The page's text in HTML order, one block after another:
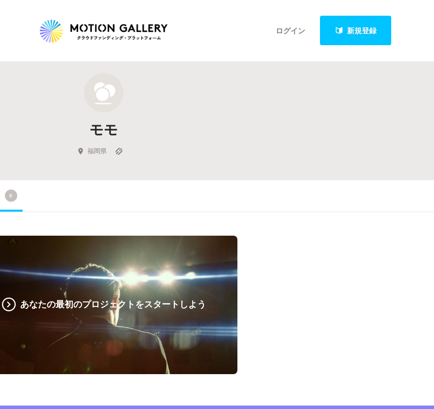
ログイン 新規登録
新着プロジェクト
Feature
キュレーターから探す
モモ
福岡県
0
あなたの最初のプロジェクトをスタートしよう